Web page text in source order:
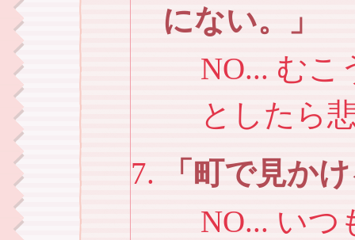
にない。
NO... むこ
としたら
町で見か
NO... いつ